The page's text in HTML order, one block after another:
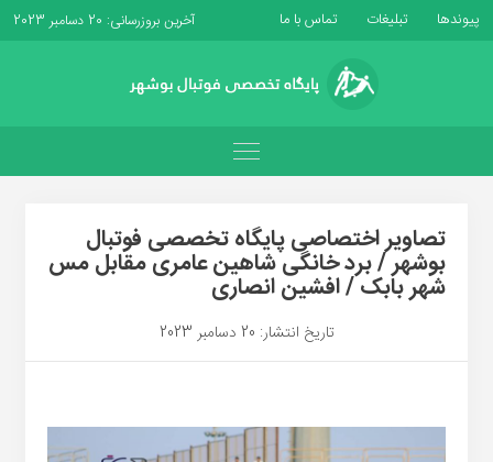
پیوندها تبلیغات تماس با ما آخرین بروزرسانی: 20 دسامبر 2023
تصاویر اختصاصی پایگاه تخصصی فوتبال
بوشهر / برد خانگی شاهین عامری مقابل مس
شهر بابک / افشین انصاری
تاریخ انتشار: 20 دسامبر 2023